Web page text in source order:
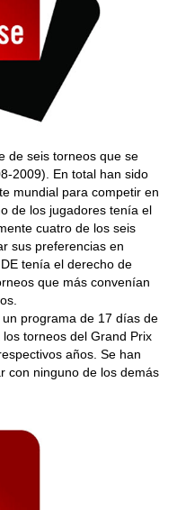
de seis torneos que se
2009). En total han sido
mundial para competir en
de los jugadores tenía el
cuatro de los seis
sus preferencias en
tenía el derecho de
que más convenían
programa de 17 días de
torneos del Grand Prix
años. Se han
con ninguno de los demás